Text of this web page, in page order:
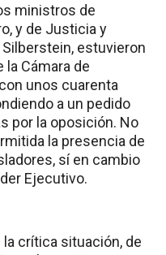
ministros de
y de Justicia y
estuvieron
Cámara de
unos cuarenta
a un pedido
por la oposición. No
la presencia de
sí en cambio
Ejecutivo.
crítica situación, de